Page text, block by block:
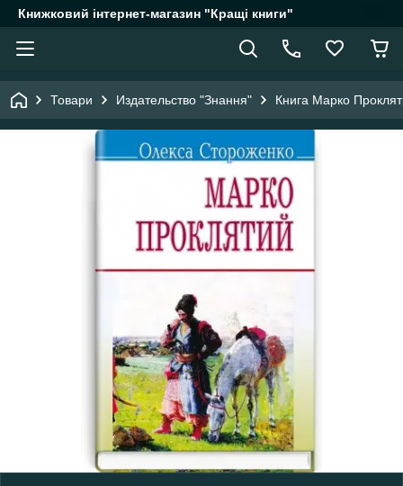
Книжковий інтернет-магазин "Кращі книги"
Товари Издательство "Знання" Книга Марко